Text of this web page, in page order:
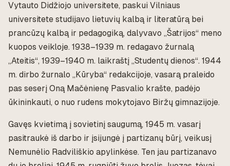
Vytauto Didžiojo universitete, paskui Vilniaus
universitete studijavo lietuvių kalbą ir literatūrą bei
prancūzų kalbą ir pedagogiką, dalyvavo „Šatrijos“ meno
kuopos veikloje. 1938–1939 m. redagavo žurnalą
„Ateitis“, 1939–1940 m. laikraštį „Studentų dienos“. 1944
m. dirbo žurnalo „Kūryba“ redakcijoje, vasarą praleido
pas seserį Oną Mačėnienę Pasvalio krašte, padėjo
ūkininkauti, o nuo rudens mokytojavo Biržų gimnazijoje.
Gavęs kvietimą į sovietinį saugumą, 1945 m. vasarį
pasitraukė iš darbo ir įsijungė į partizanų būrį, veikusį
Nemunėlio Radviliškio apylinkėse. Ten jau partizanavo